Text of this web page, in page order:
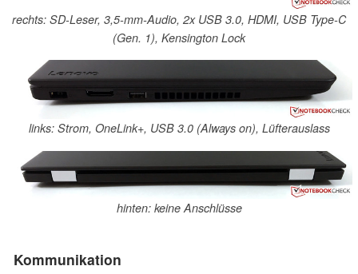
rechts: SD-Leser, 3,5-mm-Audio, 2x USB 3.0, HDMI, USB Type-C
(Gen. 1), Kensington Lock
links: Strom, OneLink+, USB 3.0 (Always on), Lüfterauslass
hinten: keine Anschlüsse
Kommunikation